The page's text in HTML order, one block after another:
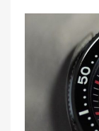
e
d
o
n